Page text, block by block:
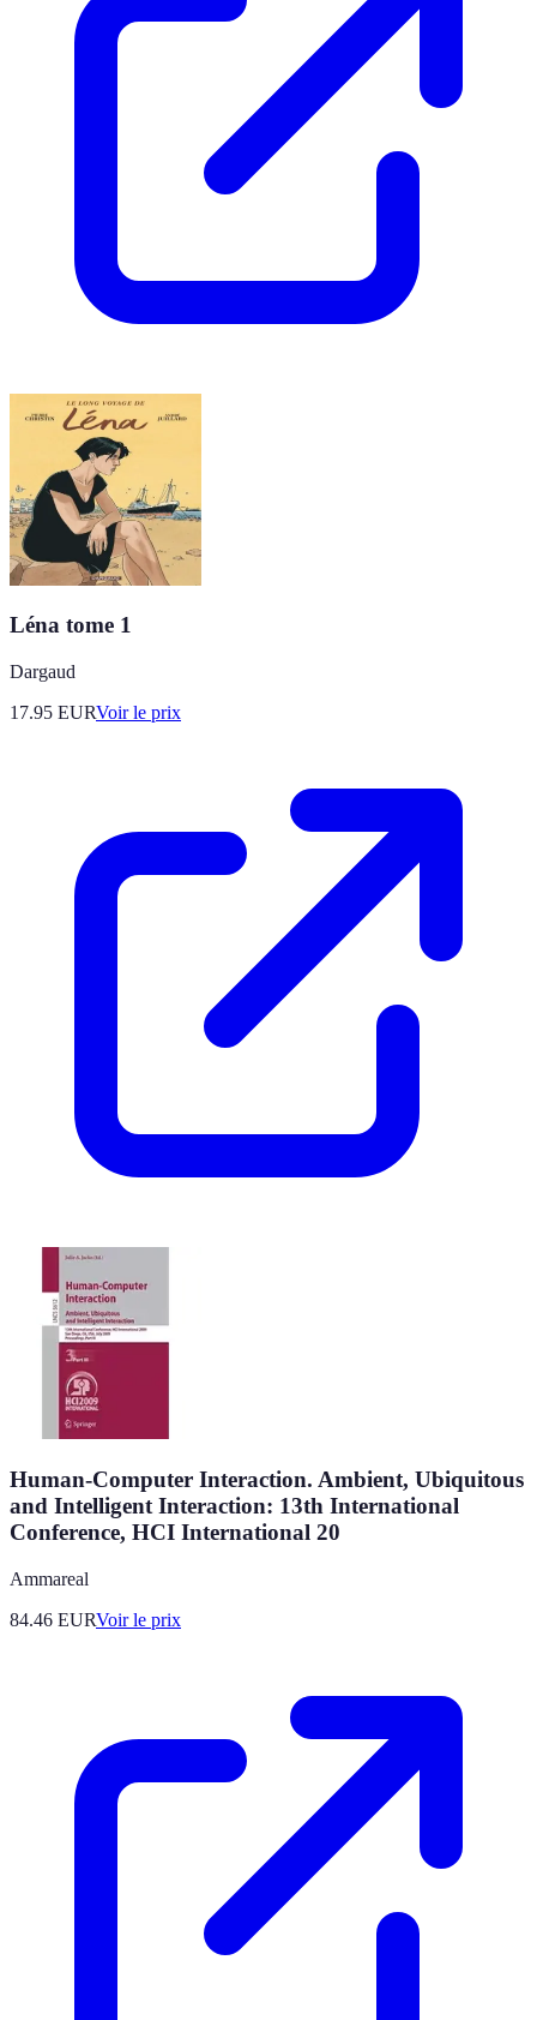
Léna tome 1
Dargaud
17.95 EURVoir le prix
Human-Computer Interaction. Ambient, Ubiquitous
and Intelligent Interaction: 13th International
Conference, HCI International 20
Ammareal
84.46 EURVoir le prix